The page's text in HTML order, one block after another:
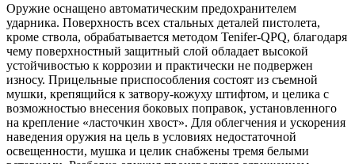
Оружие оснащено автоматическим предохранителем
ударника. Поверхность всех стальных деталей пистолета,
кроме ствола, обрабатывается методом Tenifer-QPQ, благодаря
чему поверхностный защитный слой обладает высокой
устойчивостью к коррозии и практически не подвержен
износу. Прицельные приспособления состоят из съемной
мушки, крепящийся к затвору-кожуху штифтом, и целика с
возможностью внесения боковых поправок, установленного
на крепление «ласточкин хвост». Для облегчения и ускорения
наведения оружия на цель в условиях недостаточной
освещенности, мушка и целик снабжены тремя белыми